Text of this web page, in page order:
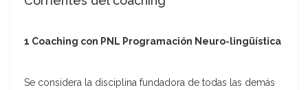
1 Coaching con PNL Programación Neuro-lingüística
Se considera la disciplina fundadora de todas las demás